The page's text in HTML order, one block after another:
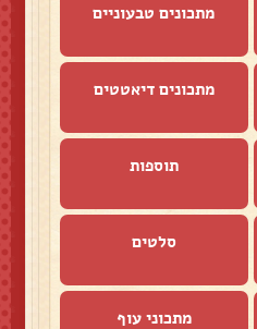
מתכונים טבעוניים
מתכונים דיאטטים
תוספות
סלטים
מתכוני עוף